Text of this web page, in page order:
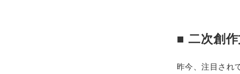
■ 二次創
昨今、注目され